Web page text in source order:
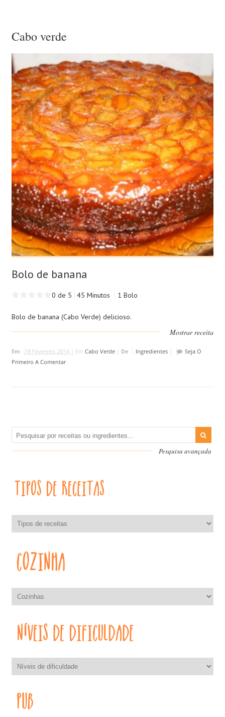
Cabo verde
Bolo de banana
0 de 5 45 Minutos 1 Bolo
Bolo de banana (Cabo Verde) delicioso.
Mostrar receita
Em 18 Fevereiro, 2014 | Em Cabo Verde| De Ingredientes|
Seja O
Primeiro A Comentar
Pesquisa avançada